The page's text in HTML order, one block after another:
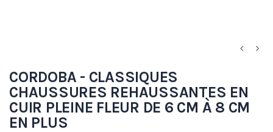
CORDOBA - CLASSIQUES
CHAUSSURES REHAUSSANTES EN
CUIR PLEINE FLEUR DE 6 CM À 8 CM
EN PLUS